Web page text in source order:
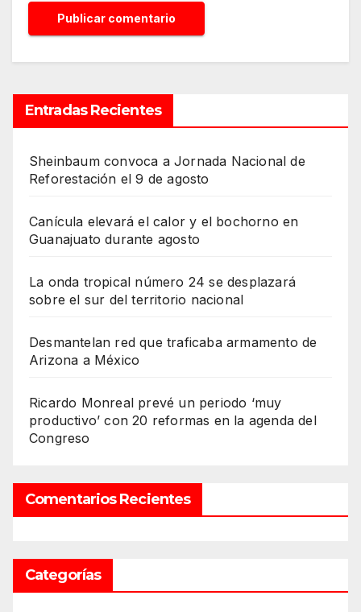
Entradas Recientes
Sheinbaum convoca a Jornada Nacional de
Reforestación el 9 de agosto
Canícula elevará el calor y el bochorno en
Guanajuato durante agosto
La onda tropical número 24 se desplazará
sobre el sur del territorio nacional
Desmantelan red que traficaba armamento de
Arizona a México
Ricardo Monreal prevé un periodo ‘muy
productivo’ con 20 reformas en la agenda del
Congreso
Comentarios Recientes
Categorías